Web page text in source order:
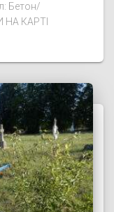
Бетон/
НА КАРТІ